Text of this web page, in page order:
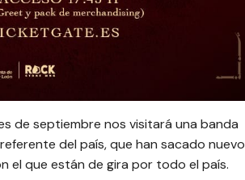
de septiembre nos visitará una banda
del país, que han sacado nuevo
el que están de gira por todo el país.